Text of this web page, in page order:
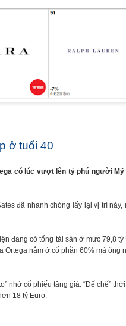
ở tuổi 40
có lúc vượt lên tỷ phú người
đã nhanh chóng lấy lại vị trí
đang có tổng tài sản ở mức 79,8
nằm ở cổ phần 60% mà
nhờ cổ phiếu tăng giá. “Đế chế”
18 tỷ Euro.
những bài viết về kinh
bão' mạng xã hội với bài